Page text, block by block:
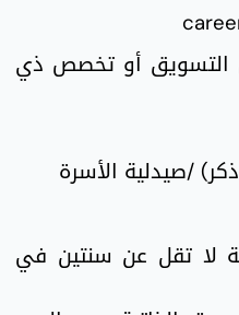
التسويق أو تخصص ذي
لا تقل عن سنتين في